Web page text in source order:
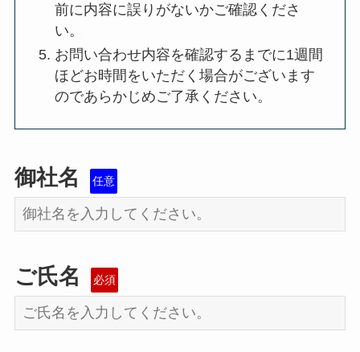
前に内容に誤りがないかご確認くださ
い。
お問い合わせ内容を確認するまでに1週間
ほどお時間をいただく場合がございます
のであらかじめご了承ください。
御社名 任意
ご氏名 必須